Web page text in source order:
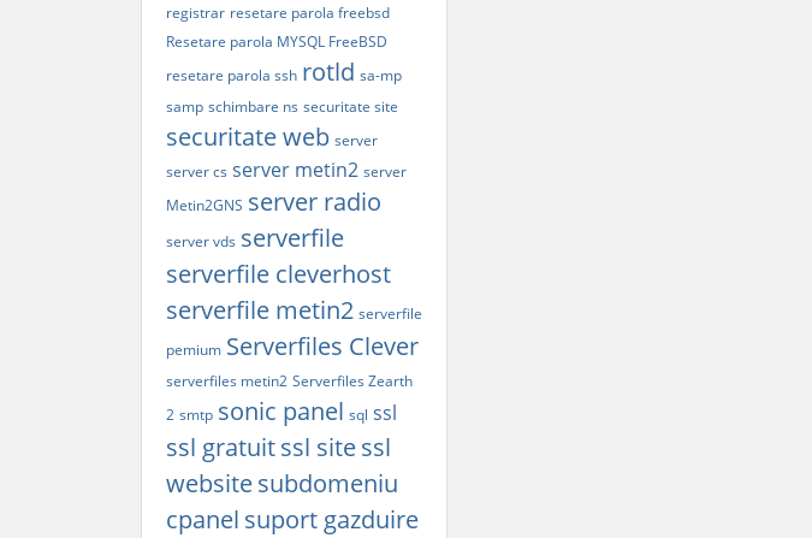
registrar resetare parola freebsd
Resetare parola MYSQL FreeBSD
resetare parola ssh rotld sa-mp
samp schimbare ns securitate site
securitate web server
server cs server metin2 server
Metin2GNS server radio
server vds serverfile
serverfile cleverhost
serverfile metin2 serverfile
pemium Serverfiles Clever
serverfiles metin2 Serverfiles Zearth
2 smtp sonic panel sql ssl
ssl gratuitssl sitessl
websitesubdomeniu
cpanel suport gazduire